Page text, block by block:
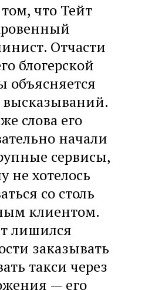
что Тейт
Отчасти
блогерской
объясняется
высказываний.
слова его
начали
сервисы,
не хотелось
со столь
клиентом.
лишился
заказывать
такси через
— его